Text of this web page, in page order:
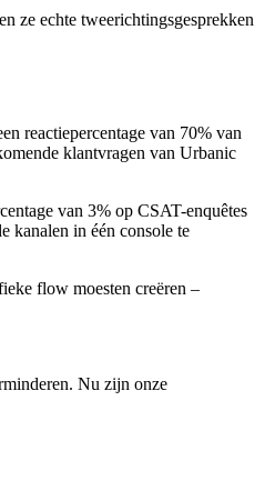
ze echte tweerichtingsgesprekken
reactiepercentage van 70% van
klantvragen van Urbanic
van 3% op CSAT-enquêtes
kanalen in één console te
flow moesten creëren –
Nu zijn onze